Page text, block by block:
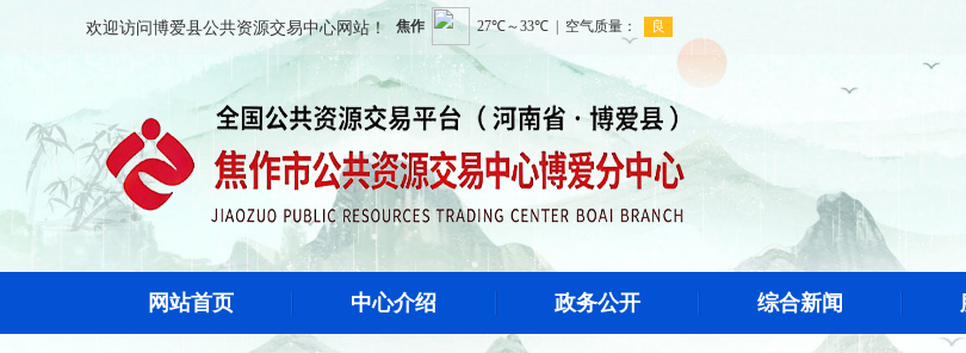
欢迎访问博爱县公共资源交易中心网站！
网站首页 中心介绍 政务公开 综合新闻